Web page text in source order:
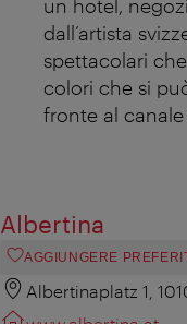
un hotel,
dall’artista
spettacolari
colori che si
fronte al
Albertina
AGGIUNGERE
Albertinaplatz 1,